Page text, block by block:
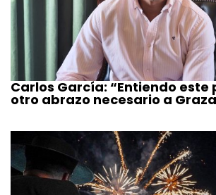
Carlos García: “Entiendo este
otro abrazo necesario a